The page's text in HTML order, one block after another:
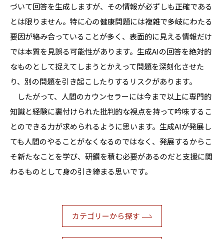
づいて回答を生成しますが、その情報が必ずしも正確である
とは限りません。特に心の健康問題には複雑で多岐にわたる
要因が絡み合っていることが多く、表面的に見える情報だけ
では本質を見誤る可能性があります。生成AIの回答を絶対的
なものとして捉えてしまうとかえって問題を深刻化させた
り、別の問題を引き起こしたりするリスクがあります。
したがって、人間のカウンセラーには今まで以上に専門的
知識と経験に裏付けられた批判的な視点を持って吟味するこ
とのできる力が求められるように思います。生成AIが発展し
ても人間のやることがなくなるのではなく、発展するからこ
そ新たなことを学び、研鑽を積む必要があるのだと支援に関
わるものとして身の引き締まる思いです。
カテゴリーから探す